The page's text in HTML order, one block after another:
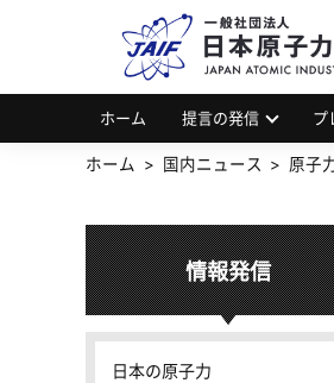
ホーム 提言の発信 プ
ホーム 国内ニュース 原子
情報発信
日本の原子力